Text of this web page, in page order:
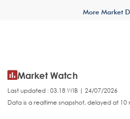
More Market
Market Watch
Last updated : 03.18 WIB | 24/07/2026
Data is a realtime snapshot, delayed at 10